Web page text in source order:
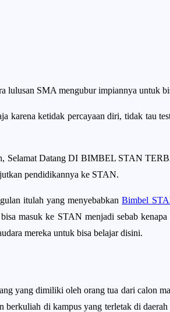
lulusan SMA mengubur impiannya untuk
karena ketidak percayaan diri, tidak tau
Selamat Datang DI BIMBEL STAN
pendidikannya ke STAN.
itulah yang menyebabkanBimbel
masuk ke STAN menjadi sebab
mereka untuk bisa belajar disini.
yang dimiliki oleh orang tua dari calon
di kampus yang terletak di